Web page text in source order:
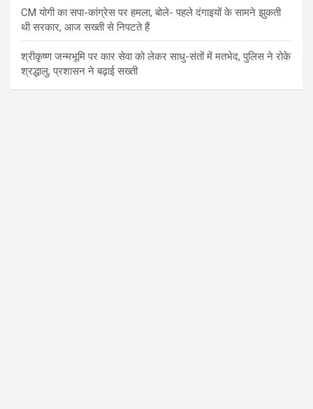
CM योगी का सपा-कांग्रेस पर हमला, बोले- पहले दंगाइयों के सामने झुकती
थी सरकार, आज सख्ती से निपटते हैं
श्रीकृष्ण जन्मभूमि पर कार सेवा को लेकर साधु-संतों में मतभेद, पुलिस ने रोके
श्रद्धालु; प्रशासन ने बढ़ाई सख्ती